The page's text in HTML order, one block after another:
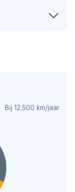
Bij 12.500 km/jaar